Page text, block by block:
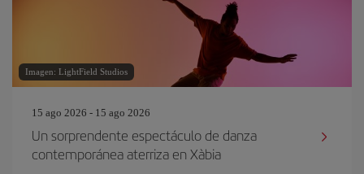
Imagen: LightField Studios
15 ago 2026 - 15 ago 2026
Un sorprendente espectáculo de danza
contemporánea aterriza en Xàbia